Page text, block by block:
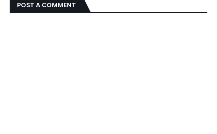
POST A COMMENT